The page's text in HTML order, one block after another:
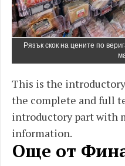
Рязък скок на цените по
This is the
the complete and full
introductory part with
information.
Още от